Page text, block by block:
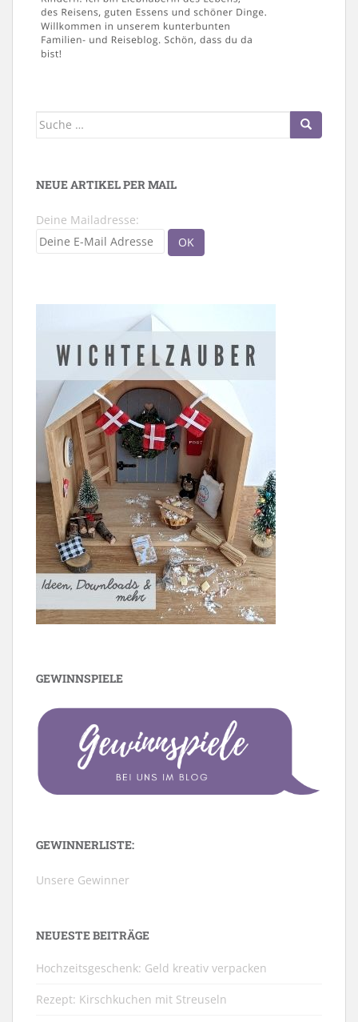
Suche
NEUE ARTIKEL PER MAIL
Deine Mailadresse:
GEWINNSPIELE
GEWINNERLISTE:
Unsere Gewinner
NEUESTE BEITRÄGE
Hochzeitsgeschenk: Geld kreativ verpacken
Rezept: Kirschkuchen mit Streuseln